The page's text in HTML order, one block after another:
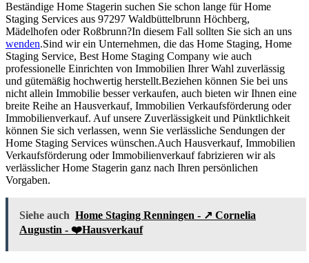
Beständige Home Stagerin suchen Sie schon lange für Home
Staging Services aus 97297 Waldbüttelbrunn Höchberg,
Mädelhofen oder Roßbrunn?In diesem Fall sollten Sie sich an uns
wenden.Sind wir ein Unternehmen, die das Home Staging, Home
Staging Service, Best Home Staging Company wie auch
professionelle Einrichten von Immobilien Ihrer Wahl zuverlässig
und gütemäßig hochwertig herstellt.Beziehen können Sie bei uns
nicht allein Immobilie besser verkaufen, auch bieten wir Ihnen eine
breite Reihe an Hausverkauf, Immobilien Verkaufsförderung oder
Immobilienverkauf. Auf unsere Zuverlässigkeit und Pünktlichkeit
können Sie sich verlassen, wenn Sie verlässliche Sendungen der
Home Staging Services wünschen.Auch Hausverkauf, Immobilien
Verkaufsförderung oder Immobilienverkauf fabrizieren wir als
verlässlicher Home Stagerin ganz nach Ihren persönlichen
Vorgaben.
Siehe auch Home Staging Renningen - ↗️ Cornelia
Augustin - ❤️Hausverkauf